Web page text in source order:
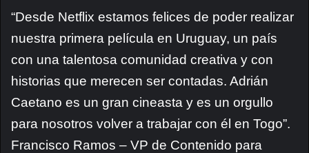
“Desde Netflix estamos felices de poder realizar
nuestra primera película en Uruguay, un país
con una talentosa comunidad creativa y con
historias que merecen ser contadas. Adrián
Caetano es un gran cineasta y es un orgullo
para nosotros volver a trabajar con él en Togo”.
Francisco Ramos – VP de Contenido para